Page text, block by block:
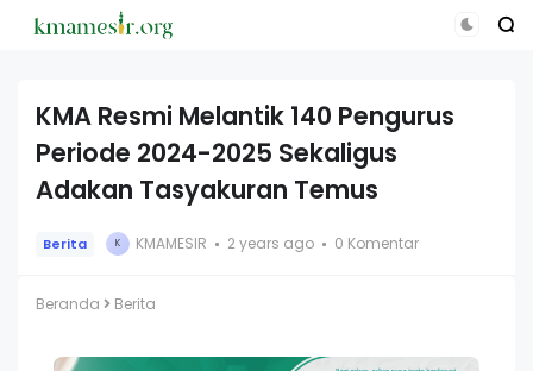
KMA Resmi Melantik 140 Pengurus
Periode 2024-2025 Sekaligus
Adakan Tasyakuran Temus
Berita K KMAMESIR 2 years ago 0 Komentar
Beranda Berita